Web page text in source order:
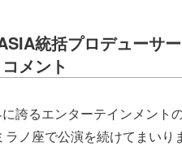
統括プロデューサ
メント
誇るエンターテインメント
ノ座で公演を続けてまいり